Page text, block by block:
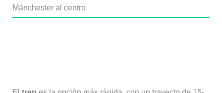
Mánchester al centro